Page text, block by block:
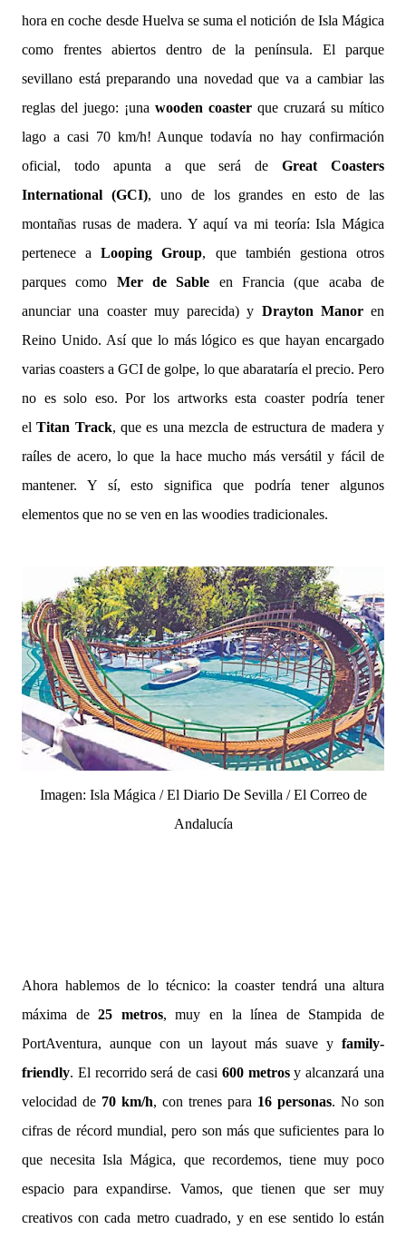
hora en coche desde Huelva se suma el notición de Isla Mágica
como frentes abiertos dentro de la península. El parque
sevillano está preparando una novedad que va a cambiar las
reglas del juego: ¡una wooden coaster que cruzará su mítico
lago a casi 70 km/h! Aunque todavía no hay confirmación
oficial, todo apunta a que será deGreat Coasters
International (GCI), uno de los grandes en esto de las
montañas rusas de madera. Y aquí va mi teoría: Isla Mágica
pertenece aLooping Group, que también gestiona otros
parques como Mer de Sable en Francia (que acaba de
anunciar una coaster muy parecida) y Drayton Manoren
Reino Unido. Así que lo más lógico es que hayan encargado
varias coasters a GCI de golpe, lo que abarataría el precio. Pero
no es solo eso. Por los artworks esta coaster podría tener
elTitan Track, que es una mezcla de estructura de madera y
raíles de acero, lo que la hace mucho más versátil y fácil de
mantener. Y sí, esto significa que podría tener algunos
elementos que no se ven en las woodies tradicionales.
Imagen: Isla Mágica / El Diario De Sevilla / El Correo de
Andalucía
Ahora hablemos de lo técnico: la coaster tendrá una altura
máxima de25 metros, muy en la línea de Stampida de
PortAventura, aunque con un layout más suave y family-
friendly. El recorrido será de casi 600 metrosy alcanzará una
velocidad de 70 km/h, con trenes para 16 personas. No son
cifras de récord mundial, pero son más que suficientes para lo
que necesita Isla Mágica, que recordemos, tiene muy poco
espacio para expandirse. Vamos, que tienen que ser muy
creativos con cada metro cuadrado, y en ese sentido lo están